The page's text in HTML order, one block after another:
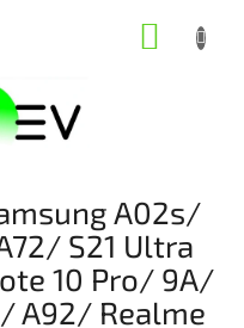
A02s/
S21 Ultra
10 Pro/ 9A/
A92/ Realme